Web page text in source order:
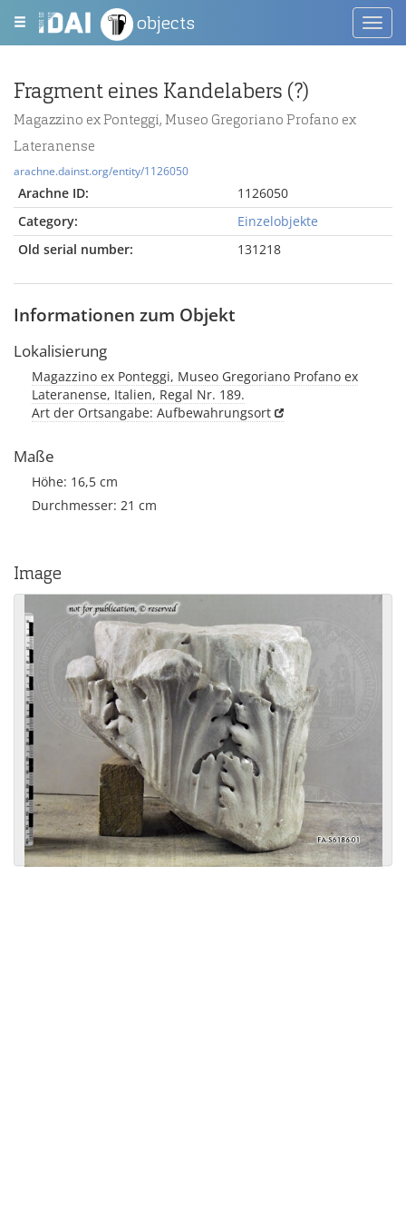
objects
Fragment eines Kandelabers (?)
Magazzino ex Ponteggi, Museo Gregoriano Profano ex
Lateranense
arachne.dainst.org/entity/1126050
Arachne ID:
1126050
Category:
Einzelobjekte
Old serial number:
131218
Informationen zum Objekt
Lokalisierung
Magazzino ex Ponteggi, Museo Gregoriano Profano ex
Lateranense, Italien, Regal Nr. 189.
Art der Ortsangabe: Aufbewahrungsort
Maße
Höhe: 16,5 cm
Durchmesser: 21 cm
Image